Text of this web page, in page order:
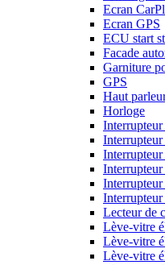
Ecran
Ecran GPS
ECU start
Facade
Garniture
GPS
Haut
Horloge
Interrupteur
Lecteur de
Lève-vitre
Lève-vitre
Lève-vitre